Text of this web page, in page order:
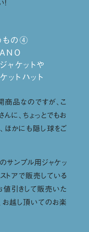
もの④
ケットや
ットハット
商品なのですが、こ
に、ちょっとでもお
ほかにも隠し球をご
サンプル用ジャケッ
ストアで販売している
値引きして販売いた
お越し頂いてのお楽